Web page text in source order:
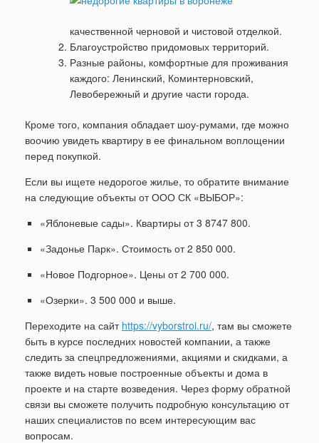
качественной черновой и чистовой отделкой.
Благоустройство придомовых территорий.
Разные районы, комфортные для проживания
каждого: Ленинский, Коминтерновский,
Левобережный и другие части города.
Кроме того, компания обладает шоу-румами, где можно
воочию увидеть квартиру в ее финальном воплощении
перед покупкой.
Если вы ищете недорогое жилье, то обратите внимание
на следующие объекты от ООО СК «ВЫБОР»:
«Яблоневые сады». Квартиры от 3 8747 800.
«Задонье Парк». Стоимость от 2 850 000.
«Новое Подгорное». Цены от 2 700 000.
«Озерки». 3 500 000 и выше.
Переходите на сайт https://vyborstroi.ru/, там вы сможете
быть в курсе последних новостей компании, а также
следить за спецпредложениями, акциями и скидками, а
также видеть новые построенные объекты и дома в
проекте и на старте возведения. Через форму обратной
связи вы сможете получить подробную консультацию от
наших специалистов по всем интересующим вас
вопросам.